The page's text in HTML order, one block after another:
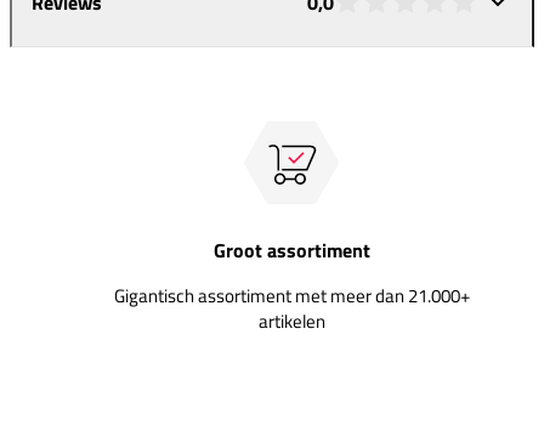
Groot assortiment
Gigantisch assortiment met meer dan 21.000+
artikelen